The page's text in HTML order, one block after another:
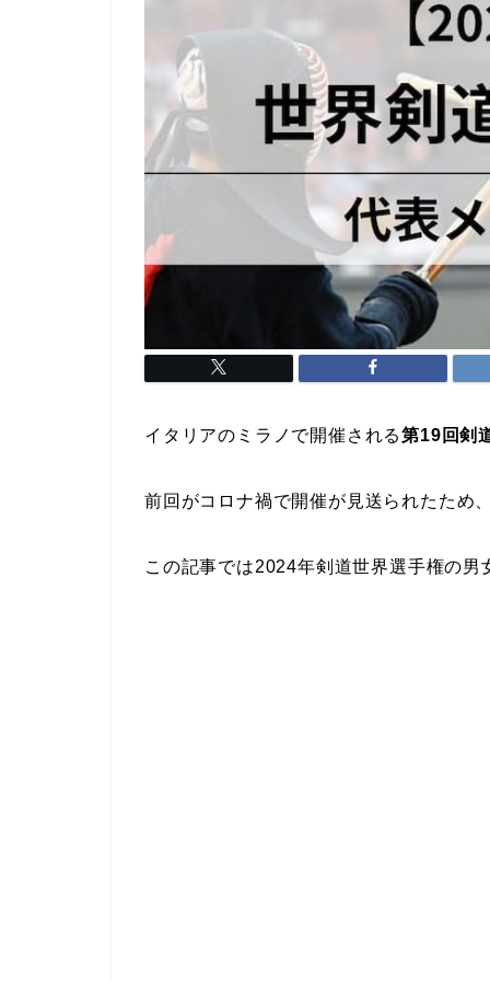
イタリアのミラノで開催される第19回剣
前回がコロナ禍で開催が見送られたため
この記事では2024年剣道世界選手権の